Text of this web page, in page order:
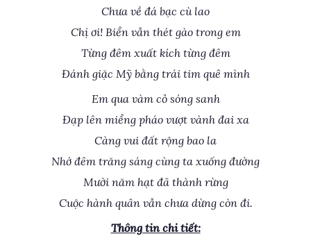
Chưa về đá bạc cù lao
Chị ơi! Biển vẫn thét gào trong em
Từng đêm xuất kích từng đêm
Đánh giặc Mỹ bằng trái tim quê mình
Em qua vàm cỏ sóng sanh
Đạp lên miểng pháo vượt vành đai xa
Càng vui đất rộng bao la
Nhớ đêm trăng sáng cùng ta xuống đường
Mười năm hạt đã thành rừng
Cuộc hành quân vẫn chưa dừng còn đi.
Thông tin chi tiết: